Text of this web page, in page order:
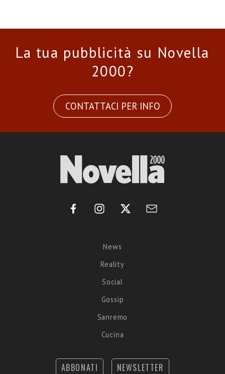
La tua pubblicità su Novella
2000?
CONTATTACI PER INFO
News
Reality
Social
Gossip
Sanremo
Cucina
ABBONATI NEWSLETTER